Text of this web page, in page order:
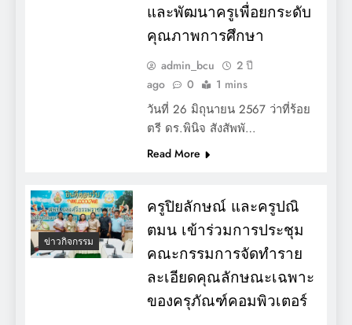
และพัฒนาครูเพื่อยกระดับ
คุณภาพการศึกษา
admin_bcu
2 ปี
ago
0 1 mins
วันที่ 26 มิถุนายน 2567 ว่าที่ร้อย
ตรี ดร.พินิจ สังสัพพั…
Read More
ข่าวกิจกรรม
ครูปิยลักษณ์ และครูปณิ
ตมน เข้าร่วมการประชุม
คณะกรรมการจัดทำราย
ละเอียดคุณลักษณะเฉพาะ
ของครุภัณฑ์คอมพิวเตอร์